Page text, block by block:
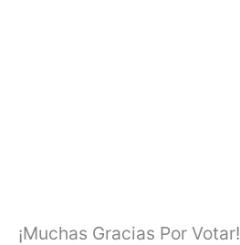
¡Muchas Gracias Por Votar!